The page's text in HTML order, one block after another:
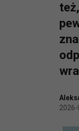
2026-